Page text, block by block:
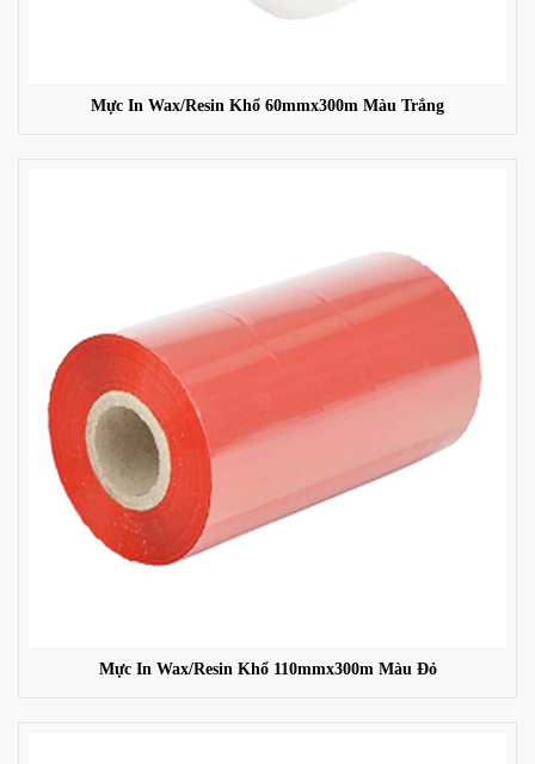
Mực In Wax/Resin Khổ 60mmx300m Màu Trắng
Mực In Wax/Resin Khổ 110mmx300m Màu Đỏ